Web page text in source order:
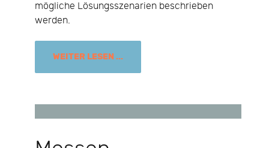
mögliche Lösungsszenarien beschrieben
werden.
WEITER LESEN ...